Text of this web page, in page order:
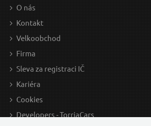
O nás
Kontakt
Velkoobchod
Firma
Sleva za registraci IČ
Kariéra
Cookies
Developers - TorriaCars